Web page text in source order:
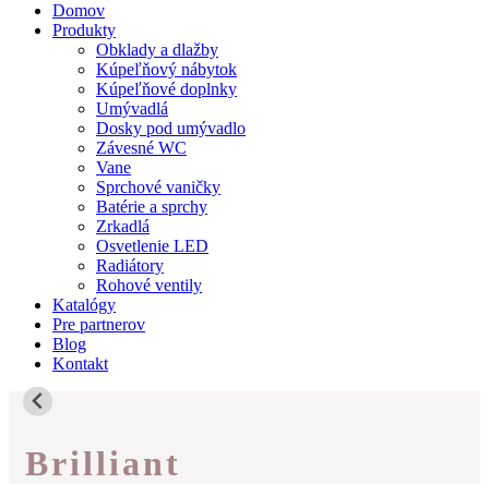
Domov
Produkty
Obklady a dlažby
Kúpeľňový nábytok
Kúpeľňové doplnky
Umývadlá
Dosky pod umývadlo
Závesné WC
Vane
Sprchové vaničky
Batérie a sprchy
Zrkadlá
Osvetlenie LED
Radiátory
Rohové ventily
Katalógy
Pre partnerov
Blog
Kontakt
Brilliant